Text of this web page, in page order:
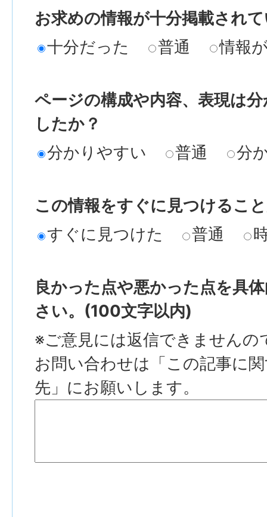
お求めの情報が十分掲載され
十分だった
普通 情報
ページの構成や内容、表現は
したか？
分かりやすい
普通 分
この情報をすぐに見つけるこ
すぐに見つけた
普通
良かった点や悪かった点を具
さい。(100文字以内)
※ご意見には返信できませんの
お問い合わせは「この記事に
先」にお願いします。